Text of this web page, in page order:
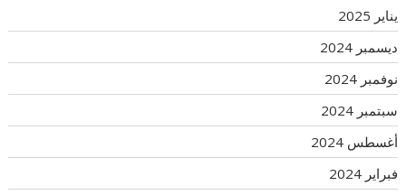
يناير 2025
ديسمبر 2024
نوفمبر 2024
سبتمبر 2024
أغسطس 2024
فبراير 2024